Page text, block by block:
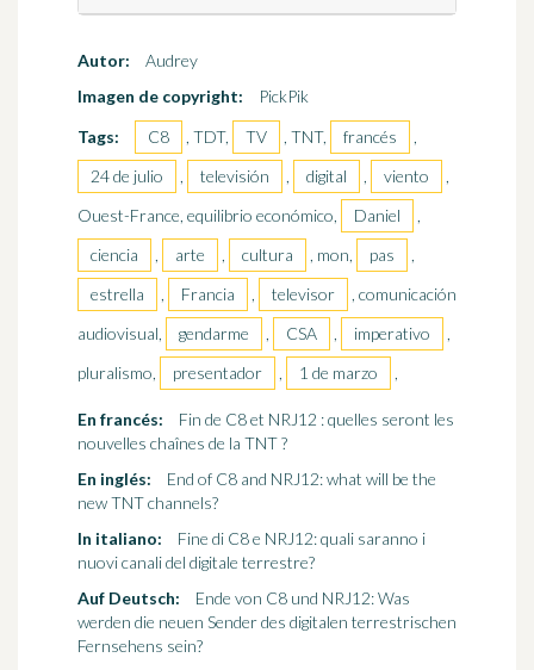
Autor:
Audrey
Imagen de copyright:
PickPik
Tags:
C8 , TDT, TV , TNT, francés
,
24 de julio
, televisión , digital , viento
,
Ouest-France, equilibrio económico,
Daniel
,
ciencia
, arte , cultura , mon, pas
,
estrella
, Francia , televisor
, comunicación
audiovisual,
gendarme , CSA , imperativo
,
pluralismo,
presentador , 1 de marzo ,
En francés:
Fin de C8 et NRJ12 : quelles seront les
nouvelles chaînes de la TNT ?
En inglés:
End of C8 and NRJ12: what will be the
new TNT channels?
In italiano:
Fine di C8 e NRJ12: quali saranno i
nuovi canali del digitale terrestre?
Auf Deutsch:
Ende von C8 und NRJ12: Was
werden die neuen Sender des digitalen terrestrischen
Fernsehens sein?